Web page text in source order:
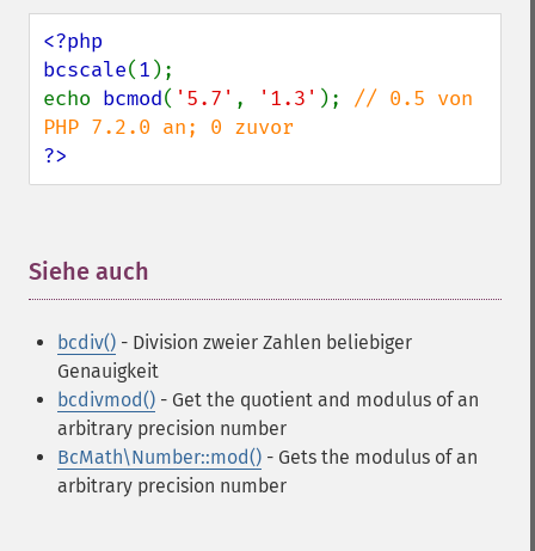
<?php
bcscale(1 );
echo bcmod( '5.7' , '1.3' ); // 0.5 von
?>
Siehe auch
bcdiv() - Division zweier Zahlen beliebiger
Genauigkeit
bcdivmod() - Get the quotient and modulus of an
arbitrary precision number
BcMath\Number::mod() - Gets the modulus of an
arbitrary precision number